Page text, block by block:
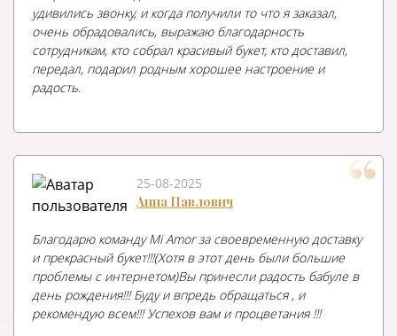
удивились звонку, и когда получили то что я заказал,
очень обрадовались, выражаю благодарность
сотрудникам, кто собрал красивый букет, кто доставил,
передал, подарил родным хорошее настроение и
радость.
25-08-2025
Анна Павлович
Благодарю команду Mi Amor за своевременную доставку
и прекрасный букет!!!(Хотя в этот день были большие
проблемы с интернетом)Вы принесли радость бабуле в
день рождения!!! Буду и впредь обращаться , и
рекомендую всем!!! Успехов вам и процветания !!!